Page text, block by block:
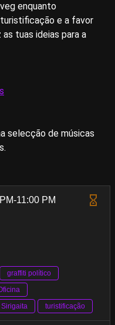
enquanto
e a favor
tuas ideias para a
selecção de músicas
11:00 PM
graffiti político
Sirigaita turistificação